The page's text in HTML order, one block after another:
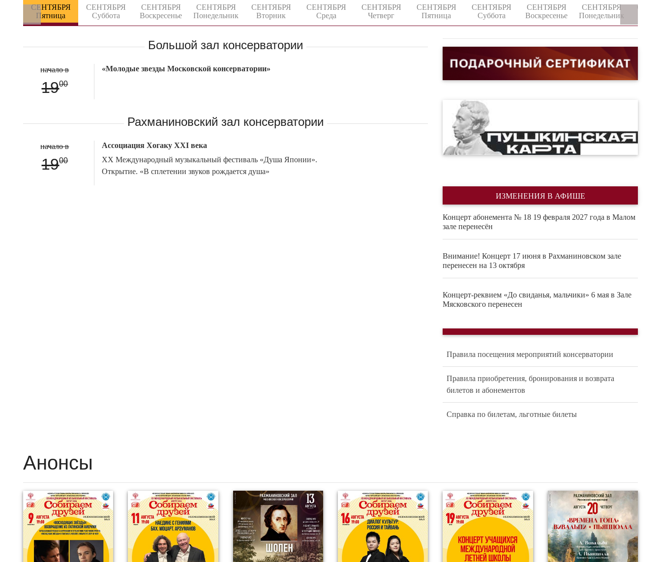
СЕНТЯБРЯ
Пятница
СЕНТЯБРЯ
Суббота
СЕНТЯБРЯ
Воскресенье
СЕНТЯБРЯ
Понедельник
СЕНТЯБРЯ
Вторник
СЕНТЯБРЯ
Среда
СЕНТЯБРЯ
Четверг
СЕНТЯБРЯ
Пятница
СЕНТЯБРЯ
Суббота
СЕНТЯБРЯ
Воскресенье
СЕНТЯБРЯ
Понедельник
Большой зал консерватории
начало в
1900
«Молодые звезды Московской консерватории»
Рахманиновский зал консерватории
начало в
1900
Ассоциация Хогаку XXI века
XX Международный музыкальный фестиваль «Душа Японии».
Открытие. «В сплетении звуков рождается душа»
ИЗМЕНЕНИЯ В АФИШЕ
Концерт абонемента № 18 19 февраля 2027 года в Малом
зале перенесён
Внимание! Концерт 17 июня в Рахманиновском зале
перенесен на 13 октября
Концерт-реквием «До свиданья, мальчики» 6 мая в Зале
Мясковского перенесен
Правила посещения мероприятий консерватории
Правила приобретения, бронирования и возврата
билетов и абонементов
Справка по билетам, льготные билеты
Анонсы